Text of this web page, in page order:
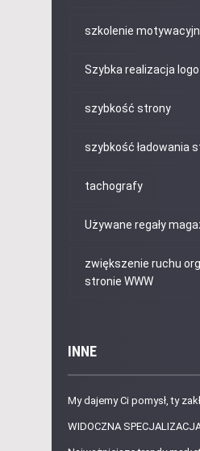
szkolenie
Szybka realizacja logo
szybkość strony
szybkość ładowania
tachografy
Używane regały
zwiększenie ruchu
stronie WWW
INNE
My dajemy Ci pomysł, ty
WIDOCZNA